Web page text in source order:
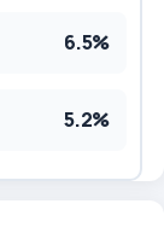
6.5%
5.2%